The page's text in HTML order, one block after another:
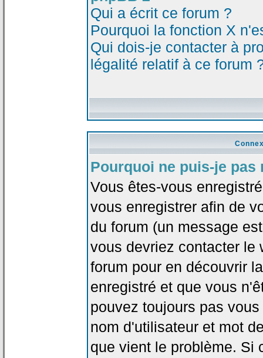
Qui a écrit ce forum ?
Pourquoi la fonction X
Qui dois-je contacter à
légalité relatif à ce forum
Pourquoi ne puis-je pas
Vous êtes-vous
vous enregistrer afin de
du forum (un message
vous devriez contacter le
forum pour en découvrir
enregistré et que vous
pouvez toujours pas
nom d'utilisateur et mot
que vient le problème. Si